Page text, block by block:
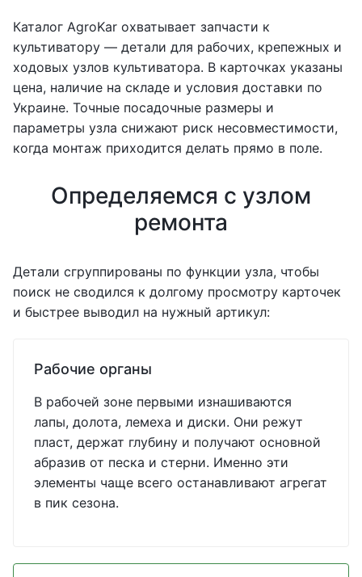
Каталог AgroKar охватывает запчасти к
культиватору — детали для рабочих, крепежных и
ходовых узлов культиватора. В карточках указаны
цена, наличие на складе и условия доставки по
Украине. Точные посадочные размеры и
параметры узла снижают риск несовместимости,
когда монтаж приходится делать прямо в поле.
Определяемся с узлом
ремонта
Детали сгруппированы по функции узла, чтобы
поиск не сводился к долгому просмотру карточек
и быстрее выводил на нужный артикул:
Рабочие органы
В рабочей зоне первыми изнашиваются
лапы, долота, лемеха и диски. Они режут
пласт, держат глубину и получают основной
абразив от песка и стерни. Именно эти
элементы чаще всего останавливают агрегат
в пик сезона.